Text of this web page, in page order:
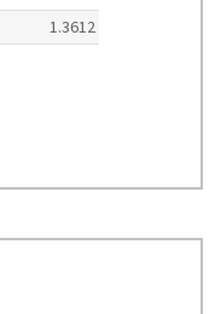
1.3612